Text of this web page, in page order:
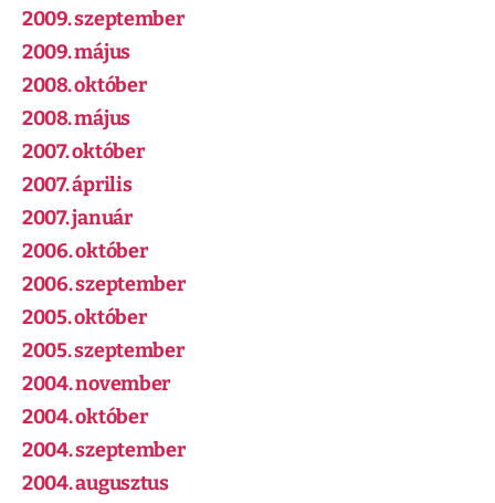
2009. szeptember
2009. május
2008. október
2008. május
2007. október
2007. április
2007. január
2006. október
2006. szeptember
2005. október
2005. szeptember
2004. november
2004. október
2004. szeptember
2004. augusztus